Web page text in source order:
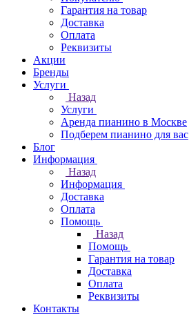
Гарантия на товар
Доставка
Оплата
Реквизиты
Акции
Бренды
Услуги
Назад
Услуги
Аренда пианино в Москве
Подберем пианино для вас
Блог
Информация
Назад
Информация
Доставка
Оплата
Помощь
Назад
Помощь
Гарантия на товар
Доставка
Оплата
Реквизиты
Контакты